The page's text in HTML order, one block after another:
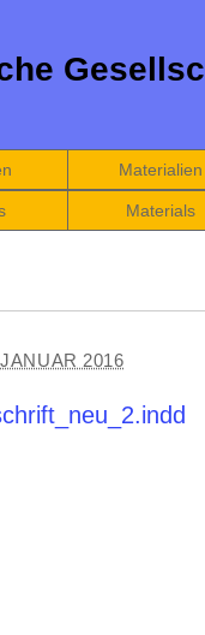
Materialien
Materials
2016